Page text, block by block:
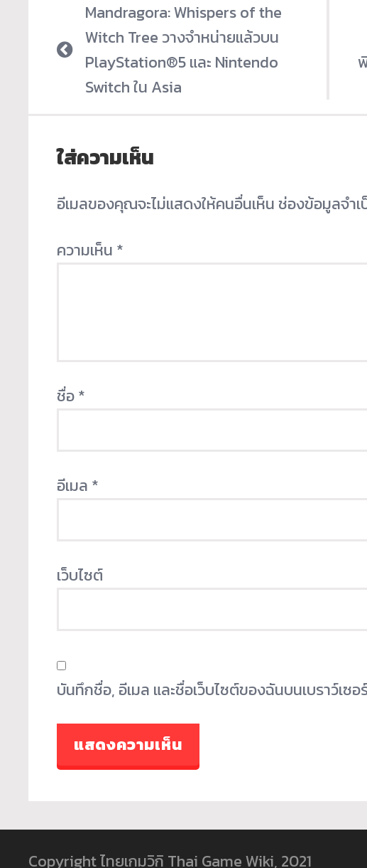
Mandragora: Whispers of the
Witch Tree วางจำหน่ายแล้วบน
PlayStation®5 และ Nintendo
Switch ใน Asia
ใส่ความเห็น
อีเมลของคุณจะไม่แสดงให้คนอื่นเห็นช่องข้อมูลจำ
ความเห็น *
ชื่อ*
อีเมล *
เว็บไซต์
บันทึกชื่อ, อีเมล และชื่อเว็บไซต์ของฉันบนเบราว์เซ
Copyright ไทยเกมวิกิ Thai Game Wiki, 2021